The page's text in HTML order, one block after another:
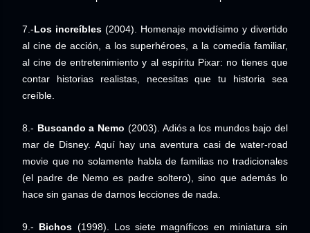
7.-Los increíbles (2004). Homenaje movidísimo y divertido
al cine de acción, a los superhéroes, a la comedia familiar,
al cine de entretenimiento y al espíritu Pixar: no tienes que
contar historias realistas, necesitas que tu historia sea
creíble.
8.- Buscando a Nemo (2003). Adiós a los mundos bajo del
mar de Disney. Aquí hay una aventura casi de water-road
movie que no solamente habla de familias no tradicionales
(el padre de Nemo es padre soltero), sino que además lo
hace sin ganas de darnos lecciones de nada.
9.- Bichos (1998). Los siete magníficos en miniatura sin